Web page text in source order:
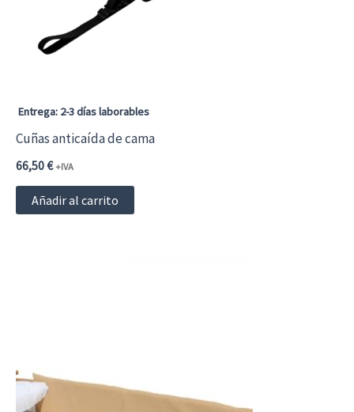
Entrega: 2-3 días laborables
Cuñas anticaída de cama
66,50€ +IVA
Añadir al carrito